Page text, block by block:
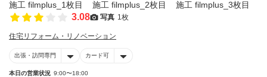
3.08 写真 1枚
住宅リフォーム・リノベーション
出張・訪問専門 カード可
本日の営業状況 9:00〜18:00